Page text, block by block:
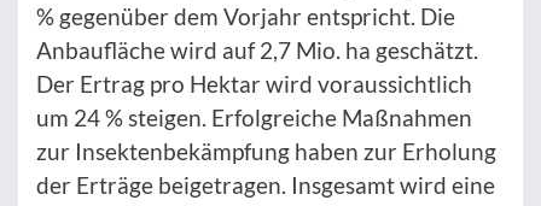
% gegenüber dem Vorjahr entspricht. Die
Anbaufläche wird auf 2,7 Mio. ha geschätzt.
Der Ertrag pro Hektar wird voraussichtlich
um 24 % steigen. Erfolgreiche Maßnahmen
zur Insektenbekämpfung haben zur Erholung
der Erträge beigetragen. Insgesamt wird eine